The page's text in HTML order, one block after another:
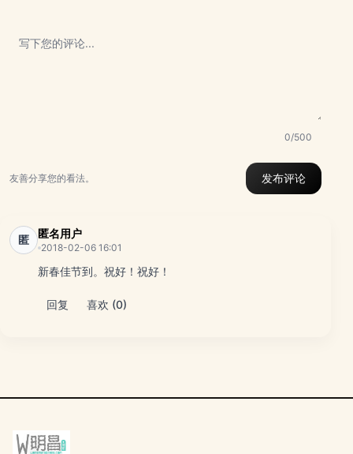
0/500
友善分享您的看法。 发布评论
匿 匿名用户
2018-02-06 16:01
新春佳节到。祝好！祝好！
回复 喜欢 (0)